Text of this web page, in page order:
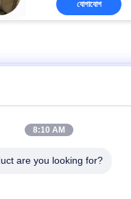
যোগাযোগ
আউটডোর ফাইবার অপটিক কেবল
8:10 AM
are you looking for?